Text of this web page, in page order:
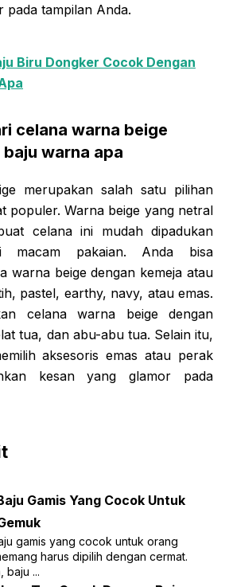
pada tampilan Anda.
Biru Dongker Cocok Dengan
celana warna beige
warna apa
merupakan salah satu pilihan
populer. Warna beige yang netral
celana ini mudah dipadukan
macam pakaian. Anda bisa
warna beige dengan kemeja atau
pastel, earthy, navy, atau emas.
celana warna beige dengan
tua, dan abu-abu tua. Selain itu,
aksesoris emas atau perak
kesan yang glamor pada
Gamis Yang Cocok Untuk
gamis yang cocok untuk orang
harus dipilih dengan cermat.
baju ...